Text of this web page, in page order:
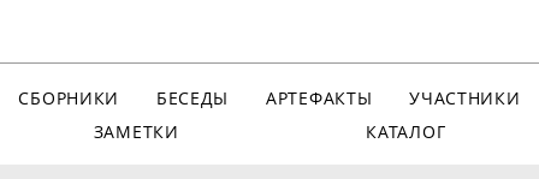
СБОРНИКИ БЕСЕДЫ АРТЕФАКТЫ
УЧАСТНИКИ
ЗАМЕТКИ
КАТАЛОГ